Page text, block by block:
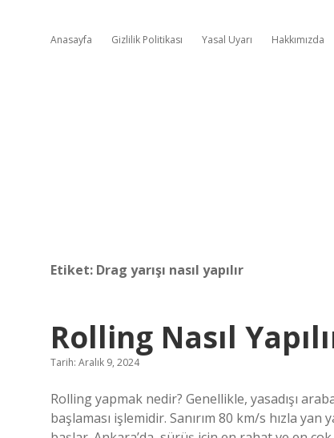
Anasayfa Gizlilik Politikası Yasal Uyarı Hakkımızda
Etiket: Drag yarışı nasıl yapılır
Rolling Nasıl
Tarih: Aralık 9, 2024
Rolling yapmak nedir? Genellikle, yasadışı
başlaması işlemidir. Sanırım 80 km/s hızla